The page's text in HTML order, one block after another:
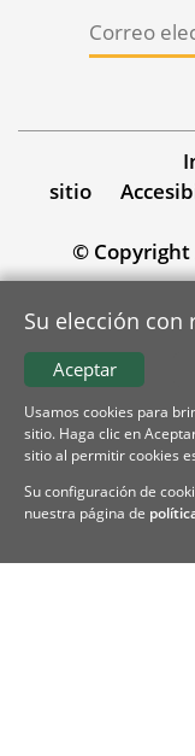
sitio
© Copyright
Su elección con
Aceptar
Usamos cookies para
sitio. Haga clic en
sitio al permitir cookies
Su configuración de
nuestra página de